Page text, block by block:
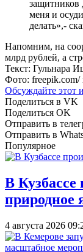
защитников
меня и
делать»,-
Напомним, на
млрд рублей, а
Текст: Гульнара
Фото: freepik.com/
Обсуждайте этот
Поделиться в VK
Поделиться OK
Отправить в
Отправить в
Популярное
В
природное
4 августа 2026